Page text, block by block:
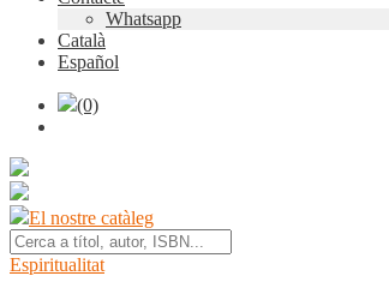
Whatsapp
Català
Español
(0)
El nostre catàleg
Espiritualitat